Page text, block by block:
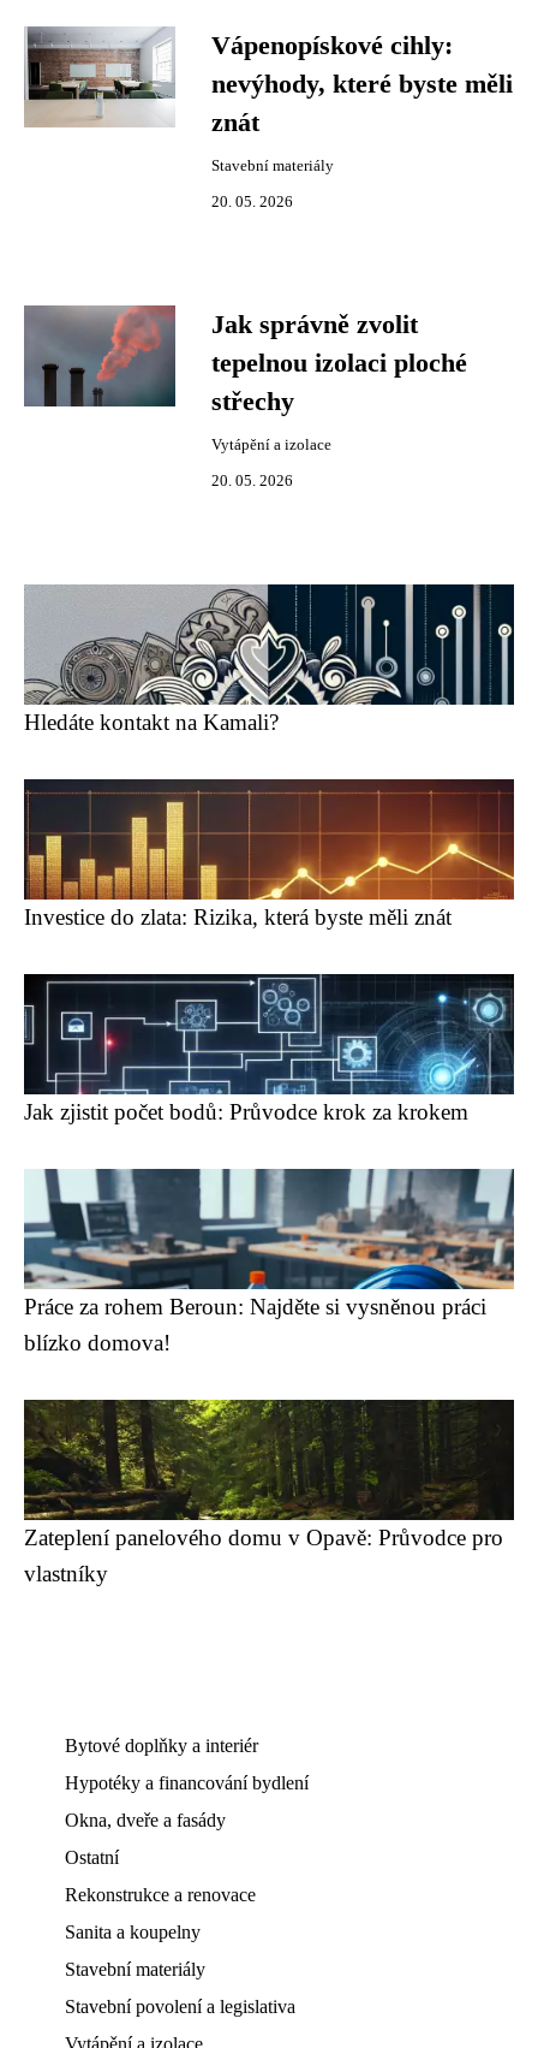
Vápenopískové cihly:
nevýhody, které byste měli
znát
Stavební materiály
20. 05. 2026
Jak správně zvolit
tepelnou izolaci ploché
střechy
Vytápění a izolace
20. 05. 2026
Hledáte kontakt na Kamali?
Investice do zlata: Rizika, která byste měli znát
Jak zjistit počet bodů: Průvodce krok za krokem
Práce za rohem Beroun: Najděte si vysněnou práci
blízko domova!
Zateplení panelového domu v Opavě: Průvodce pro
vlastníky
Bytové doplňky a interiér
Hypotéky a financování bydlení
Okna, dveře a fasády
Ostatní
Rekonstrukce a renovace
Sanita a koupelny
Stavební materiály
Stavební povolení a legislativa
Vytápění a izolace